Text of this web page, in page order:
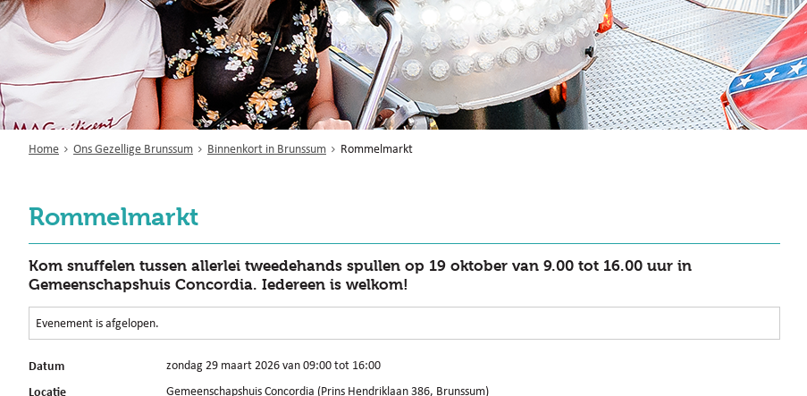
Home Ons Gezellige Brunssum Binnenkort in Brunssum Rommelmarkt
Rommelmarkt
Kom snuffelen tussen allerlei tweedehands spullen op 19 oktober van 9.00 tot 16.00 uur in
Gemeenschapshuis Concordia. Iedereen is welkom!
Evenement is afgelopen.
Datum zondag 29 maart 2026 van 09:00 tot 16:00
Locatie Gemeenschapshuis Concordia (Prins Hendriklaan 386, Brunssum)